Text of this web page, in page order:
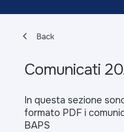
Back
Comunicati
In questa sezione
formato PDF i
BAPS